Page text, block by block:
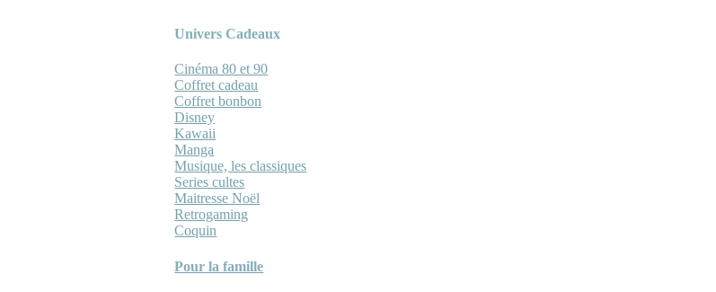
Univers Cadeaux
Cinéma 80 et 90
Coffret cadeau
Coffret bonbon
Disney
Kawaii
Manga
Musique, les classiques
Series cultes
Maitresse Noël
Retrogaming
Coquin
Pour la famille